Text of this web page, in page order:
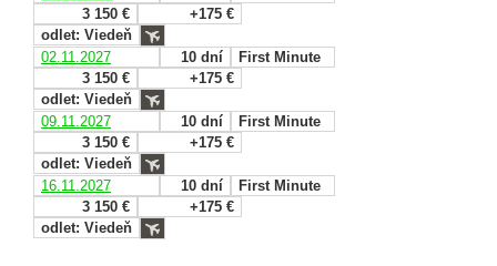
3 150 €
+175 €
odlet: Viedeň
02.11.2027
10 dní
First Minute
3 150 €
+175 €
odlet: Viedeň
09.11.2027
10 dní
First Minute
3 150 €
+175 €
odlet: Viedeň
16.11.2027
10 dní
First Minute
3 150 €
+175 €
odlet: Viedeň